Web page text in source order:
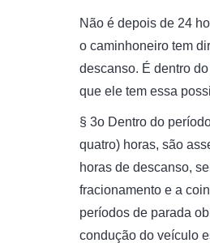
Não é depois de 24
o caminhoneiro tem
descanso. É dentro
que ele tem essa
§ 3o Dentro do
quatro) horas, são
horas de descanso,
fracionamento e a
períodos de parada
condução do veículo